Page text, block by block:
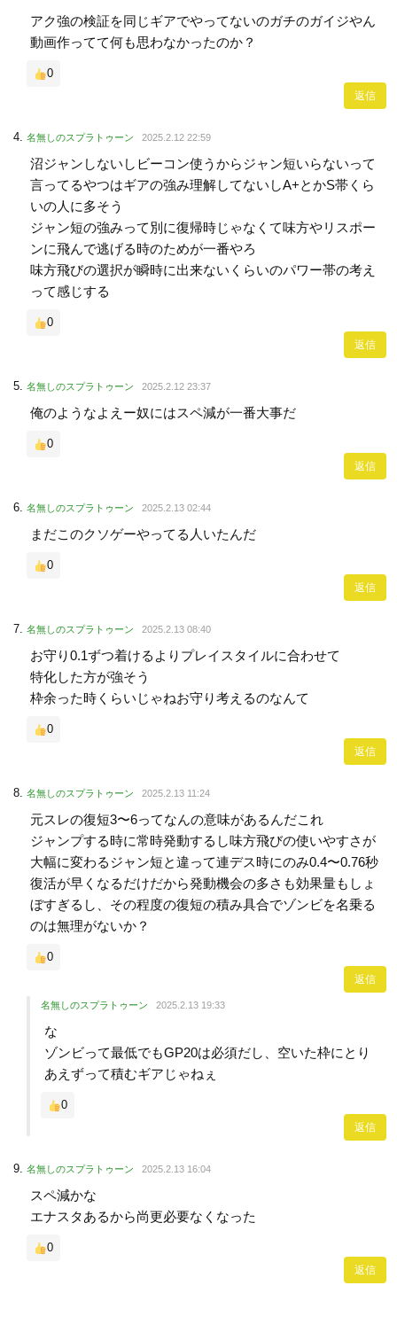
アク強の検証を同じギアでやってないのガチのガイジやん
動画作ってて何も思わなかったのか？
0
返信
名無しのスプラトゥーン 2025.2.12 22:59
沼ジャンしないしビーコン使うからジャン短いらないって
言ってるやつはギアの強み理解してないしA+とかS帯くら
いの人に多そう
ジャン短の強みって別に復帰時じゃなくて味方やリスポー
ンに飛んで逃げる時のためが一番やろ
味方飛びの選択が瞬時に出来ないくらいのパワー帯の考え
って感じする
0
返信
名無しのスプラトゥーン 2025.2.12 23:37
俺のようなよえー奴にはスペ減が一番大事だ
0
返信
名無しのスプラトゥーン 2025.2.13 02:44
まだこのクソゲーやってる人いたんだ
0
返信
名無しのスプラトゥーン 2025.2.13 08:40
お守り0.1ずつ着けるよりプレイスタイルに合わせて
特化した方が強そう
枠余った時くらいじゃねお守り考えるのなんて
0
返信
名無しのスプラトゥーン 2025.2.13 11:24
元スレの復短3〜6ってなんの意味があるんだこれ
ジャンプする時に常時発動するし味方飛びの使いやすさが
大幅に変わるジャン短と違って連デス時にのみ0.4〜0.76秒
復活が早くなるだけだから発動機会の多さも効果量もしょ
ぼすぎるし、その程度の復短の積み具合でゾンビを名乗る
のは無理がないか？
0
返信
名無しのスプラトゥーン 2025.2.13 19:33
な
ゾンビって最低でもGP20は必須だし、空いた枠にとり
あえずって積むギアじゃねぇ
0
返信
名無しのスプラトゥーン 2025.2.13 16:04
スペ減かな
エナスタあるから尚更必要なくなった
0
返信